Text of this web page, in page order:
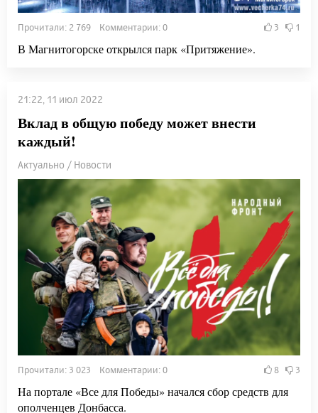
Прочитали: 2 769 Комментарии: 0 3 1
В Магнитогорске открылся парк «Притяжение».
21:22, 11 июл 2022
Вклад в общую победу может внести
каждый!
Актуально / Новости
Прочитали: 3 023 Комментарии: 0 8 3
На портале «Все для Победы» начался сбор средств для
ополченцев Донбасса.